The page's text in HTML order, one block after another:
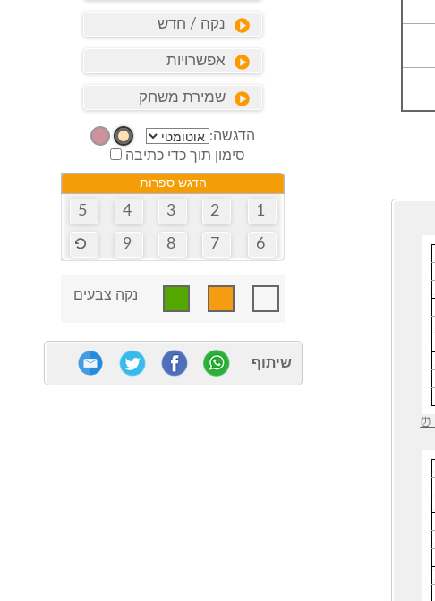
⏰
נקה / חדש
אפשרויות
שמירת משחק
הדגשה:
סימון תוך כדי כתיבה
הדגש ספרות
1
2
3
4
5
6
7
8
9
נקה צבעים
שיתוף